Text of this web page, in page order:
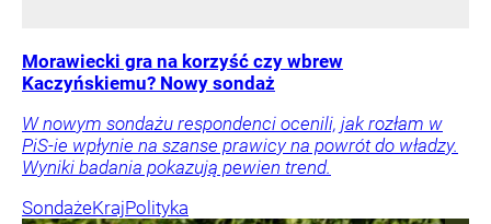
Morawiecki gra na korzyść czy wbrew
Kaczyńskiemu? Nowy sondaż
W nowym sondażu respondenci ocenili, jak rozłam w
PiS-ie wpłynie na szanse prawicy na powrót do władzy.
Wyniki badania pokazują pewien trend.
SondażeKrajPolityka